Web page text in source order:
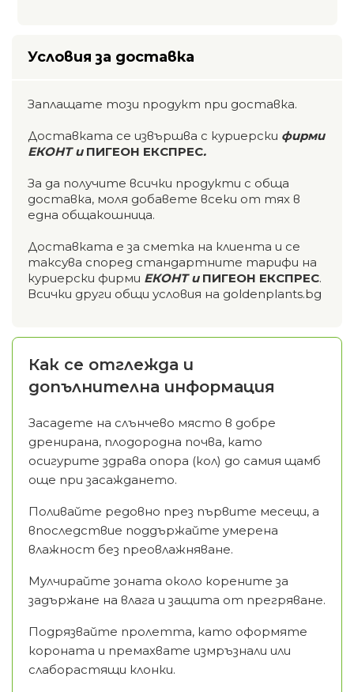
Условия за доставка
Заплащате този продукт при доставка.
Доставката се извършва с куриерски фирми
ЕКОНТ и ПИГЕОН ЕКСПРЕС.
За да получите всички продукти с обща
доставка, моля добавете всеки от тях в
една общакошница.
Доставката е за сметка на клиента и се
таксува според стандартните тарифи на
куриерски фирми ЕКОНТ и ПИГЕОН ЕКСПРЕС.
Всички други общи условия на goldenplants.bg
Как се отглежда и
допълнителна информация
Засадете на слънчево място в добре
дренирана, плодородна почва, като
осигурите здрава опора (кол) до самия щамб
още при засаждането.
Поливайте редовно през първите месеци, а
впоследствие поддържайте умерена
влажност без преовлажняване.
Мулчирайте зоната около корените за
задържане на влага и защита от прегряване.
Подрязвайте пролетта, като оформяте
короната и премахвате измръзнали или
слаборастящи клонки.